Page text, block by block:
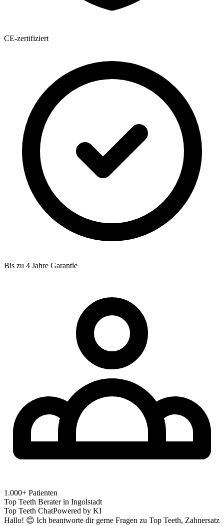
CE-zertifiziert
Bis zu 4 Jahre Garantie
1.000+ Patienten
Top Teeth Berater in Ingolstadt
Top Teeth ChatPowered by KI
Hallo! 😊 Ich beantworte dir gerne Fragen zu Top Teeth, Zahnersatz